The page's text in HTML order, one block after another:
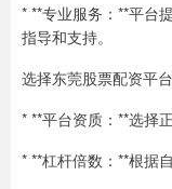
* **专业服务：**平台
指导和支持。
选择东莞股票配资平
* **平台资质：**选择
* **杠杆倍数：**根据